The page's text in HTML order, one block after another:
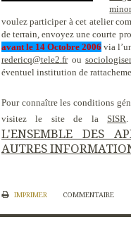
voulez participer à cet atelier
de terrain, envoyez une courte
avant le 14 Octobre 2006 via
redericq@tele2.frou
éventuel institution de
Pour connaître les conditions
visitez le site de laSISR
L'ENSEMBLE DES
AUTRES
IMPRIMER COMMENTAIRE